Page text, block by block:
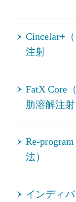
Cincelar+
注射
FatX Core
肪溶解注射
法）
インディ